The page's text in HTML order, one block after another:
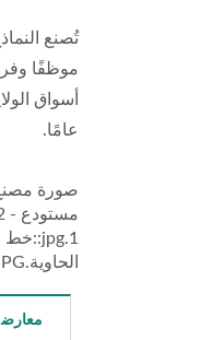
عامًا.
الحاوية.JPG::جاهز للتحميل
معارض